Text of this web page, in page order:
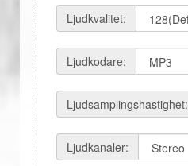
Ljudkvalitet:
Ljudkodare:
Ljudsamplingshastighet:
Ljudkanaler: